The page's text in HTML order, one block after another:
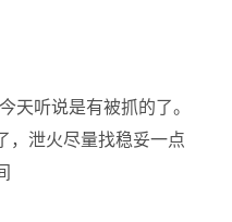
天听说是有被抓的了。
，泄火尽量找稳妥一点